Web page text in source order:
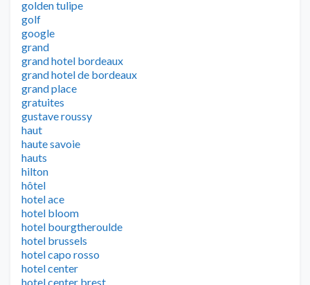
golden tulipe
golf
google
grand
grand hotel bordeaux
grand hotel de bordeaux
grand place
gratuites
gustave roussy
haut
haute savoie
hauts
hilton
hôtel
hotel ace
hotel bloom
hotel bourgtheroulde
hotel brussels
hotel capo rosso
hotel center
hotel center brest